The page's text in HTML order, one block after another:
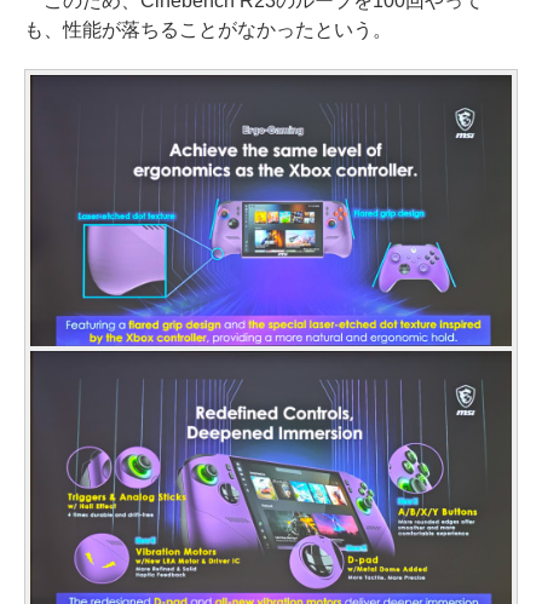
も、性能が落ちることがなかったという。